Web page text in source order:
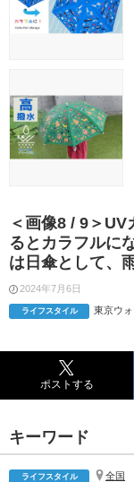
＜画像8 / 9＞
るとカラフルに
は日傘として、
2024年7月6日
ライフスタイル 東京ウォ
ポストする
キーワード
ライフスタイル 全国